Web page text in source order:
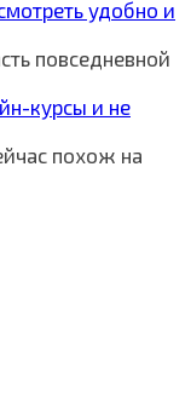
удобно и
повседневной
курсы и не
похож на